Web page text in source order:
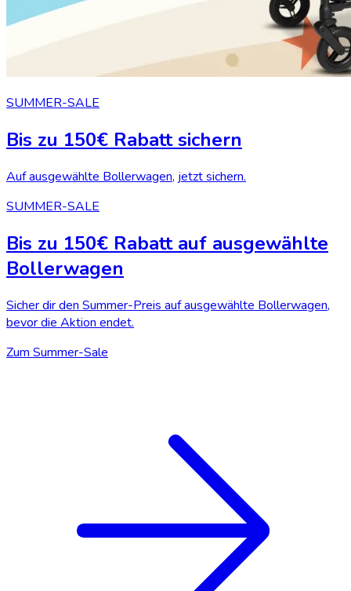
SUMMER-SALE
Bis zu 150€ Rabatt sichern
Auf ausgewählte Bollerwagen, jetzt sichern.
SUMMER-SALE
Bis zu 150€ Rabatt auf ausgewählte
Bollerwagen
Sicher dir den Summer-Preis auf ausgewählte Bollerwagen,
bevor die Aktion endet.
Zum Summer-Sale